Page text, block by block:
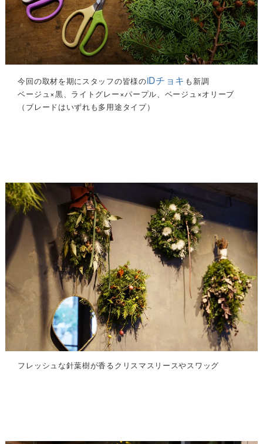
今回の取材を期にスタッフの皆様のiDチョキ も新調
ベージュ×黒、ライトグレー×パープル、ベージュ×オリーブ
（ブレードはいずれも多用途タイプ）
フレッシュな針葉樹が香るクリスマスリースやスワッグ